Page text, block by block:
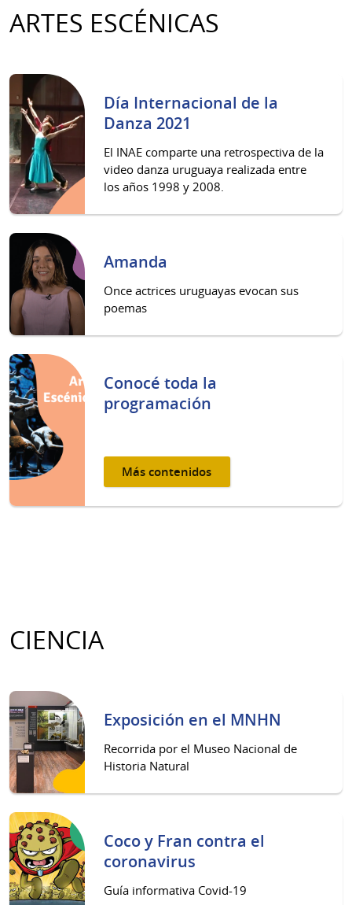
ARTES ESCÉNICAS
Día Internacional de la
Danza 2021
El INAE comparte una retrospectiva de la
video danza uruguaya realizada entre
los años 1998 y 2008.
Amanda
Once actrices uruguayas evocan sus
poemas
Conocé toda la
programación
Más contenidos
CIENCIA
Exposición en el MNHN
Recorrida por el Museo Nacional de
Historia Natural
Coco y Fran contra el
coronavirus
Guía informativa Covid-19